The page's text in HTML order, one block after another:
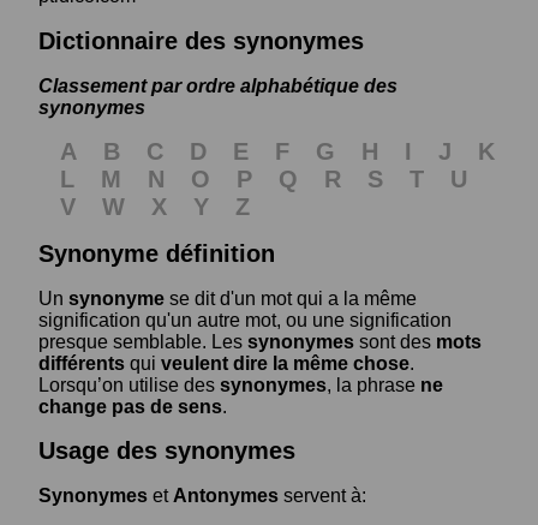
Dictionnaire des synonymes
Classement par ordre alphabétique des
synonymes
A B C D E F G H I J
K
L
M N O P Q R S T
U
V
W X Y
Z
Synonyme définition
Un synonyme se dit d'un mot qui a la même
signification qu'un autre mot, ou une signification
presque semblable. Les synonymes sont des mots
différents qui veulent dire la même chose.
Lorsqu’on utilise des synonymes, la phrase ne
change pas de sens.
Usage des synonymes
Synonymes et Antonymes servent à: